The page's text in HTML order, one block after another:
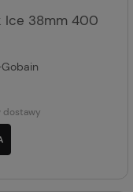
Ice 38mm 400
dostawy